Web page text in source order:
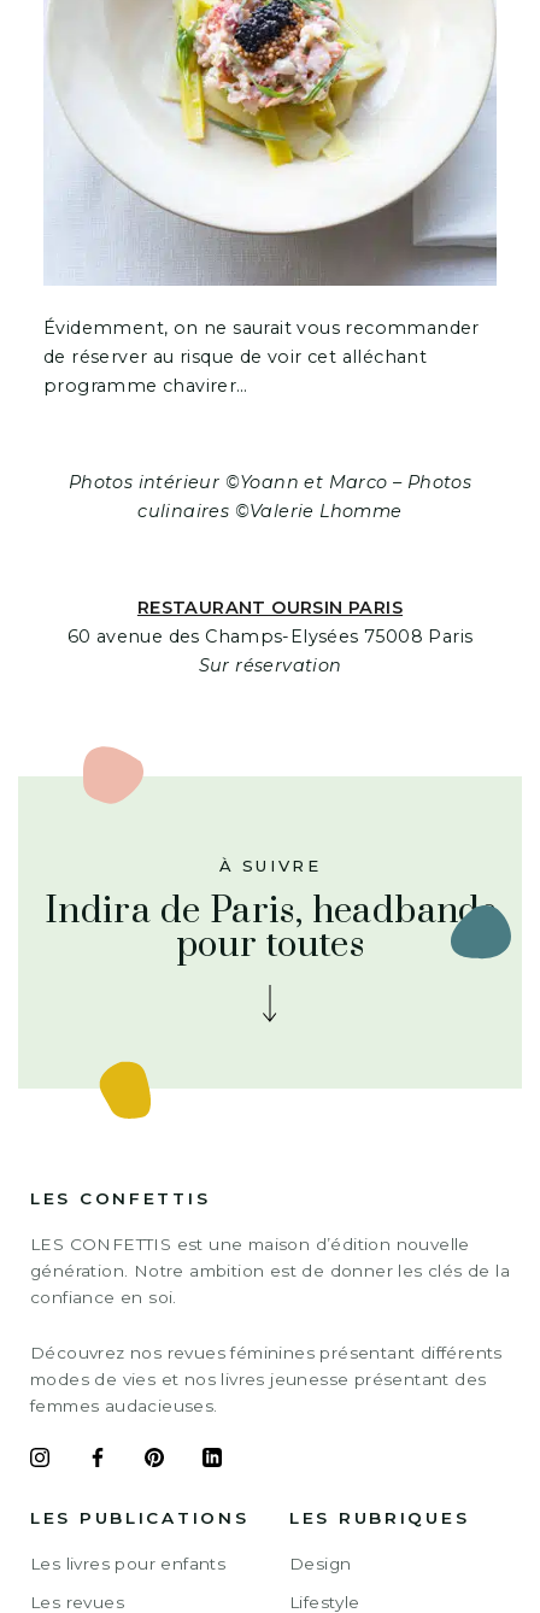
Évidemment, on ne saurait vous recommander
de réserver au risque de voir cet alléchant
programme chavirer…
Photos intérieur ©Yoann et Marco – Photos
culinaires ©Valerie Lhomme
RESTAURANT OURSIN PARIS
60 avenue des Champs-Elysées 75008 Paris
Sur réservation
À SUIVRE
Indira de Paris, headbands
pour toutes
LES CONFETTIS
LES CONFETTIS est une maison d’édition nouvelle
génération. Notre ambition est de donner les clés de la
confiance en soi.
Découvrez nos revues féminines présentant différents
modes de vies et nos livres jeunesse présentant des
femmes audacieuses.
LES PUBLICATIONS
Les livres pour enfants
Les revues
LES RUBRIQUES
Design
Lifestyle